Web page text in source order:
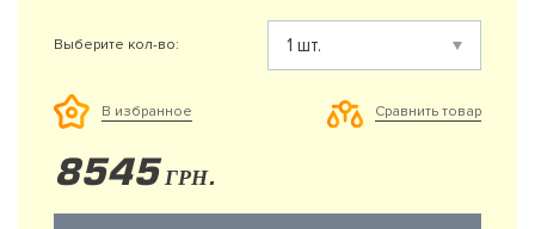
Выберите кол-во:
В избранное Сравнить товар
8545 ГРН.